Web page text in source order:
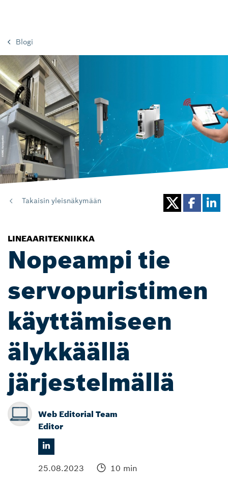
Blogi
Takaisin yleisnäkymään
LINEAARITEKNIIKKA
Nopeampi tie
servopuristimen
käyttämiseen
älykkäällä
järjestelmällä
Web Editorial Team
Editor
25.08.2023 10 min